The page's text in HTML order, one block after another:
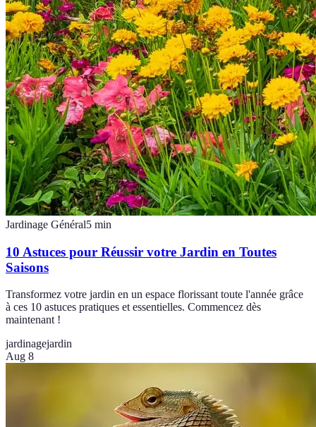
Jardinage Général5 min
10 Astuces pour Réussir votre Jardin en Toutes
Saisons
Transformez votre jardin en un espace florissant toute l'année grâce
à ces 10 astuces pratiques et essentielles. Commencez dès
maintenant !
jardinagejardin
Aug 8